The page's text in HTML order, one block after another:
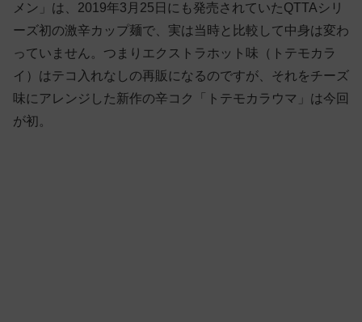
メン」は、2019年3月25日にも発売されていたQTTAシリ
ーズ初の激辛カップ麺で、実は当時と比較して中身は変わ
っていません。つまりエクストラホット味（トテモカラ
イ）はテコ入れなしの再販になるのですが、それをチーズ
味にアレンジした新作の辛コク「トテモカラウマ」は今回
が初。